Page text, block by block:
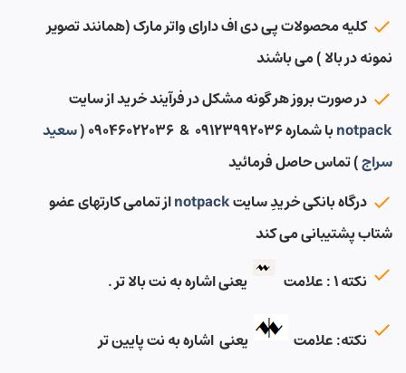
کلیه محصولات پی دی اف دارای واتر مارک (همانند تصویر
نمونه در بالا ) می باشند
در صورت بروز هر گونه مشکل در فرآیند خرید از سایت
notpackبا شماره ۰۹۱۲۳۹۹۲۰۳۶ & ۰۹۰۴۶۰۲۲۰۳۶ (
سعید
سراج) تماس حاصل فرمائید
درگاه بانکی خریدِ سایتnotpackاز تمامی کارتهای عضو
شتاب پشتیبانی می کند
نکته ۱ : علامت
یعنی اشاره به نت بالا تر .
نکته: علامت یعنی اشاره به نت پایین تر